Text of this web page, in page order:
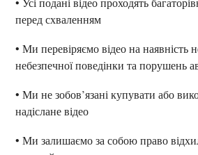
перед схваленням
• Ми перевіряємо відео на наявність
небезпечної поведінки та порушень
• Ми не зобов’язані купувати або
надіслане відео
• Ми залишаємо за собою право